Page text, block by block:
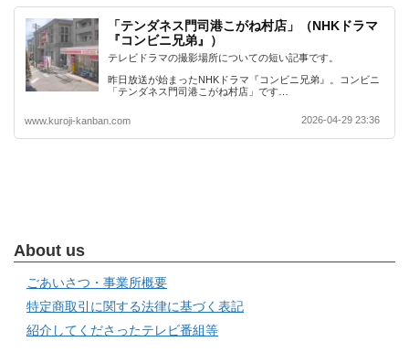
「テンダネス門司港こがね村店」（NHKドラマ
『コンビニ兄弟』）
テレビドラマの撮影場所についての短い記事です。
昨日放送が始まったNHKドラマ『コンビニ兄弟』。コンビニ
「テンダネス門司港こがね村店」です…
www.kuroji-kanban.com 2026-04-29 23:36
About us
ごあいさつ・事業所概要
特定商取引に関する法律に基づく表記
紹介してくださったテレビ番組等